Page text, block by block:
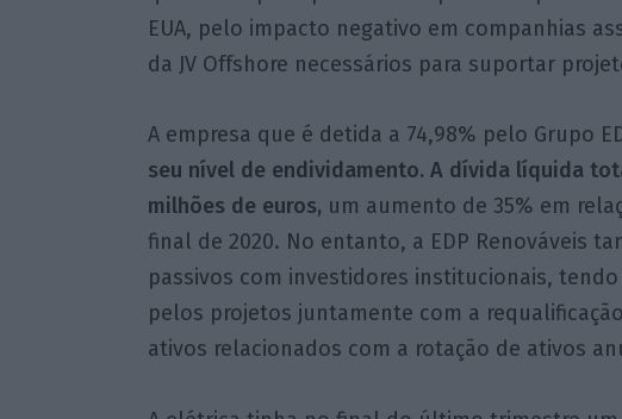
EUA, pelo impacto negativo em companhias
da JV Offshore necessários para suportar
A empresa que é detida a 74,98% pelo Grupo
seu nível de endividamento. A dívida líquida
milhões de euros, um aumento de 35% em
final de 2020. No entanto, a EDP Renováveis
passivos com investidores institucionais,
pelos projetos juntamente com a
ativos relacionados com a rotação de ativos